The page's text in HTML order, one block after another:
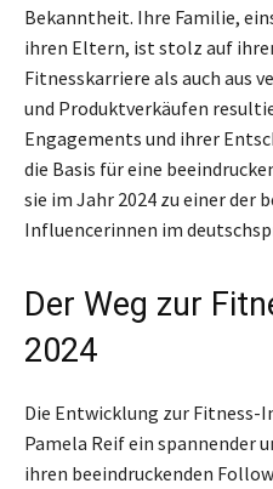
Bekanntheit. Ihre Familie,
ihren Eltern, ist stolz auf
Fitnesskarriere als auch aus
und Produktverkäufen
Engagements und ihrer
die Basis für eine
sie im Jahr 2024 zu einer der
Influencerinnen im
Der Weg zur
2024
Die Entwicklung zur Fitness-
Pamela Reif ein spannender
ihren beeindruckenden